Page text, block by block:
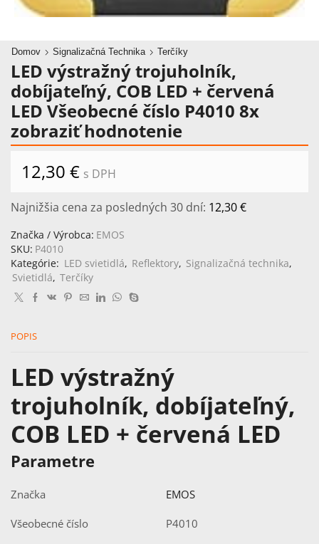
Domov Signalizačná Technika Terčíky
LED výstražný trojuholník,
dobíjateľný, COB LED + červená
LED Všeobecné číslo P4010 8x
zobraziť hodnotenie
12,30 € s DPH
Najnižšia cena za posledných 30 dní: 12,30€
Značka / Výrobca: EMOS
SKU: P4010
Kategórie: LED svietidlá, Reflektory, Signalizačná technika,
Svietidlá, Terčíky
POPIS
LED výstražný
trojuholník, dobíjateľný,
COB LED + červená LED
Parametre
Značka EMOS
Všeobecné číslo P4010